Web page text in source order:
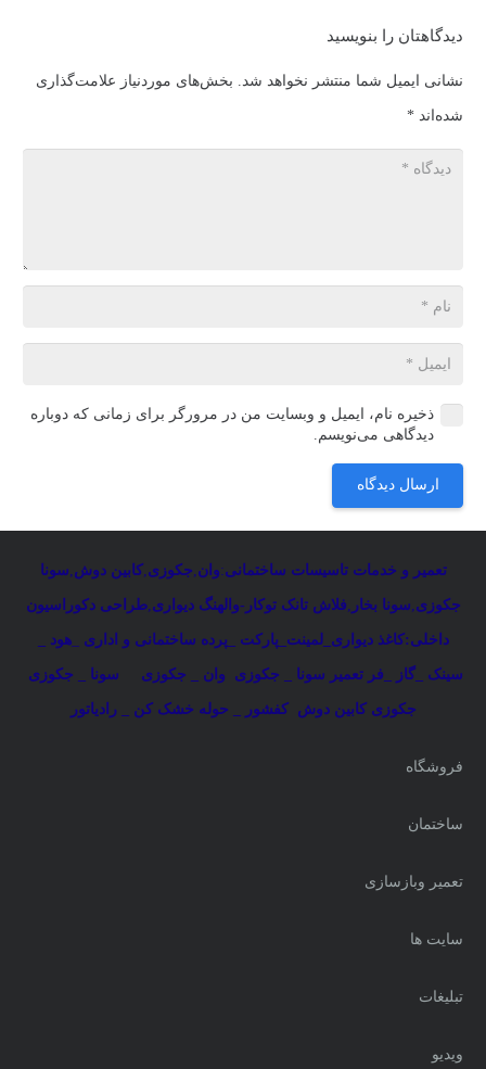
دیدگاهتان را بنویسید
نشانی ایمیل شما منتشر نخواهد شد. بخش‌های موردنیاز علامت‌گذاری
شده‌اند *
ذخیره نام، ایمیل و وبسایت من در مرورگر برای زمانی که دوباره
دیدگاهی می‌نویسم.
ارسال دیدگاه
تعمیر و خدمات تاسیسات ساختمانی:وان جکوزی ,کابین دوش سونا
جکوزی سونا بخار فلاش تانک توکار-والهنگ دیواری ,طراحی دکوراسیون
داخلی:کاغذ دیواری_لمینت_پارکت _پرده ساختمانی و اداری _هود _
سینک _گاز _فر تعمیر سونا _ جکوزی وان _ جکوزی سونا _ جکوزی
جکوزی کابین دوش کفشور _ حوله خشک کن _ رادیاتور
فروشگاه
ساختمان
تعمیر وبازسازی
سایت ها
تبلیغات
ویدیو